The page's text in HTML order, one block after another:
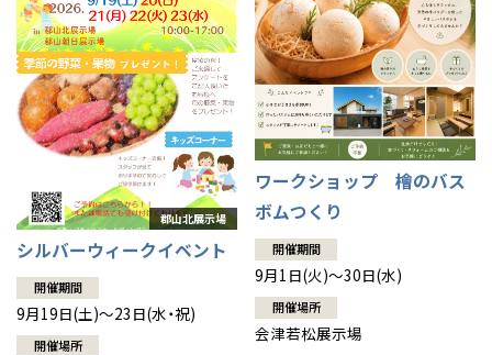
シルバーウィークイベント
開催期間
9月19日(土)～23日(水・祝)
開催場所
ワークショップ 檜のバス
ボムつくり
開催期間
9月1日(火)～30日(水)
開催場所
会津若松展示場